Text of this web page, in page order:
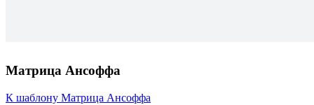
Матрица Ансоффа
К шаблону Матрица Ансоффа